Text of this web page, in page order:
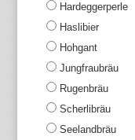
Hardeggerperle
Haslibier
Hohgant
Jungfraubräu
Rugenbräu
Scherlibräu
Seelandbräu